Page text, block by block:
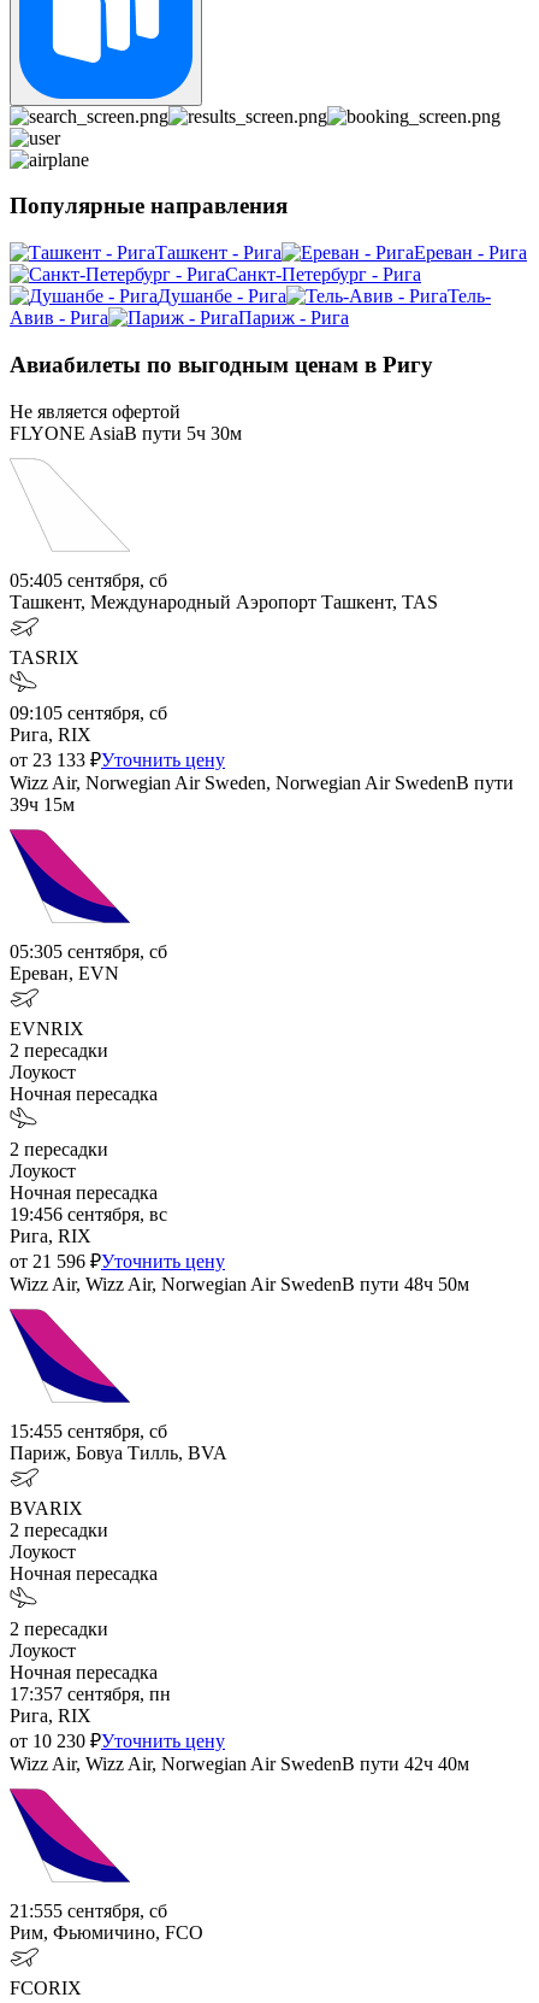
Популярные направления
Ташкент - Рига
Ереван - Рига
Санкт-Петербург - Рига
Душанбе - Рига
Тель-
Авив - Рига
Париж - Рига
Авиабилеты по выгодным ценам в Ригу
Не является офертой
FLYONE AsiaВ пути 5ч 30м
05:405 сентября, сб
Ташкент, Международный Аэропорт Ташкент, TAS
TASRIX
09:105 сентября, сб
Рига, RIX
от 23 133 ₽Уточнить цену
Wizz Air, Norwegian Air Sweden, Norwegian Air SwedenВ пути
39ч 15м
05:305 сентября, сб
Ереван, EVN
EVNRIX
2 пересадки
Лоукост
Ночная пересадка
2 пересадки
Лоукост
Ночная пересадка
19:456 сентября, вс
Рига, RIX
от 21 596 ₽Уточнить цену
Wizz Air, Wizz Air, Norwegian Air SwedenВ пути 48ч 50м
15:455 сентября, сб
Париж, Бовуа Тилль, BVA
BVARIX
2 пересадки
Лоукост
Ночная пересадка
2 пересадки
Лоукост
Ночная пересадка
17:357 сентября, пн
Рига, RIX
от 10 230 ₽Уточнить цену
Wizz Air, Wizz Air, Norwegian Air SwedenВ пути 42ч 40м
21:555 сентября, сб
Рим, Фьюмичино, FCO
FCORIX